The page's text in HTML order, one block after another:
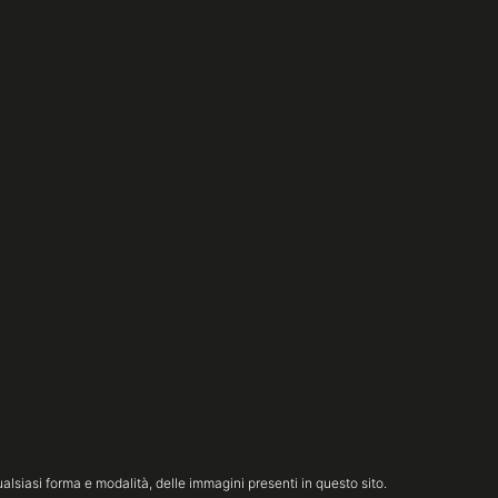
forma e modalità, delle immagini presenti in questo sito.